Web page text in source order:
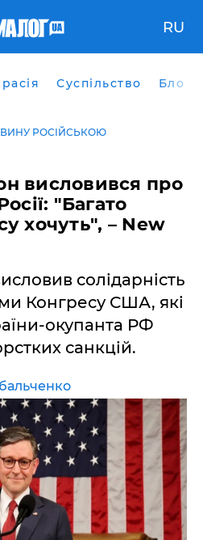
RU
расія Суспільство Блоги
РОСІЙСЬКОЮ
висловився про
"Багато
хочуть", – New
солідарність
Конгресу США, які
окупанта РФ
санкцій.